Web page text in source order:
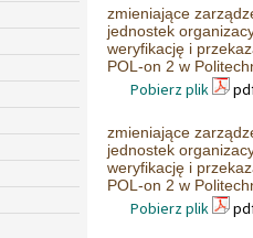
zmieniające
jednostek
weryfikację i
POL-on 2 w
Pobierz plik
zmieniające
jednostek
weryfikację i
POL-on 2 w
Pobierz plik